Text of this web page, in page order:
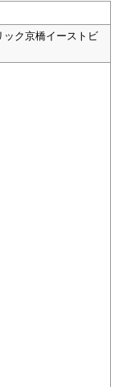
ク京橋イーストビ